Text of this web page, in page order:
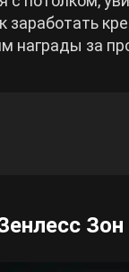
заработать
награды за
Зон